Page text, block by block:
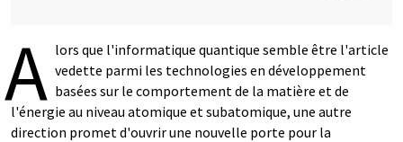
A lors que l'informatique quantique semble être l'article
vedette parmi les technologies en développement
basées sur le comportement de la matière et de
l'énergie au niveau atomique et subatomique, une autre
direction promet d'ouvrir une nouvelle porte pour la